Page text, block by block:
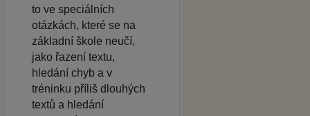
to ve speciálních
otázkách, které se na
základní škole neučí,
jako řazení textu,
hledání chyb a v
tréninku příliš dlouhých
textů a hledání